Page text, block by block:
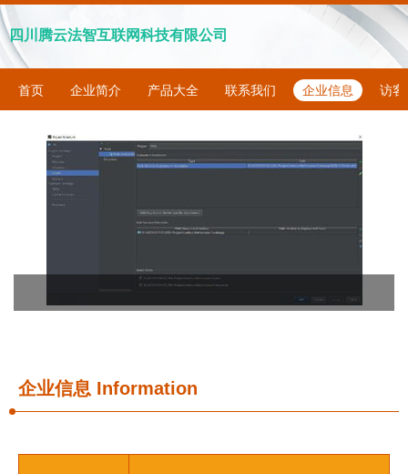
四川腾云法智互联网科技有限公司
首页 企业简介 产品大全 联系我们 企业信息 访客
企业信息 Information